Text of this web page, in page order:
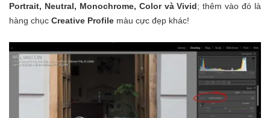
Portrait, Neutral, Monochrome, Color và Vivid; thêm vào đó là
hàng chục Creative Profile màu cực đẹp khác!